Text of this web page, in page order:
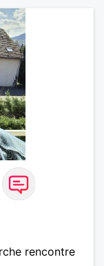
rencontre